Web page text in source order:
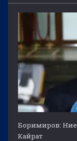
Боримиров: Ние
Кайрат